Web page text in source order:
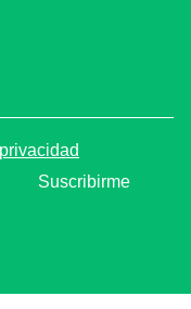
Suscribirme